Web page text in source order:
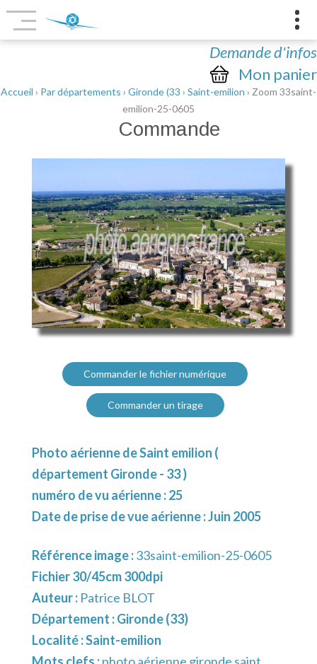
Demande d'infos
Mon panier
Accueil › Par départements › Gironde (33 › Saint-emilion › Zoom 33saint-
emilion-25-0605
Commande
Commander le fichier numérique
Commander un tirage
Photo aérienne de Saint emilion (
département Gironde - 33 )
numéro de vu aérienne : 25
Date de prise de vue aérienne : Juin 2005
Référence image :33saint-emilion-25-0605
Fichier 30/45cm 300dpi
Auteur : Patrice BLOT
Département :Gironde (33)
Localité :Saint-emilion